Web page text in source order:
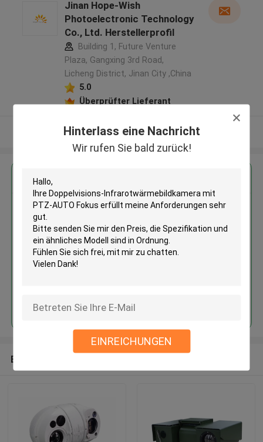
Hinterlass eine Nachricht
Wir rufen Sie bald zurück!
EINREICHUNGEN
Jinan Hope-Wish
Photoelectronic Technology
Co., Ltd. Herstellerprofil
Building 1, Future Venture
Plaza, Gangxing 3rd Road,
Licheng District, Jinan City ,China
5.0
Überprüfter Lieferant
Sehen Sie mehr an
Erhalten Sie den besten Preis für
Doppelvisions-
Infrarotwärmebildkamera mit
PTZ-AUTO Fokus
Empfohlene Produkte